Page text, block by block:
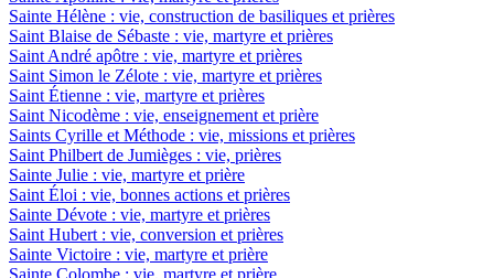
Sainte Hélène : vie, construction de basiliques et prières
Saint Blaise de Sébaste : vie, martyre et prières
Saint André apôtre : vie, martyre et prières
Saint Simon le Zélote : vie, martyre et prières
Saint Étienne : vie, martyre et prières
Saint Nicodème : vie, enseignement et prière
Saints Cyrille et Méthode : vie, missions et prières
Saint Philbert de Jumièges : vie, prières
Sainte Julie : vie, martyre et prière
Saint Éloi : vie, bonnes actions et prières
Sainte Dévote : vie, martyre et prières
Saint Hubert : vie, conversion et prières
Sainte Victoire : vie, martyre et prière
Sainte Colombe : vie, martyre et prière